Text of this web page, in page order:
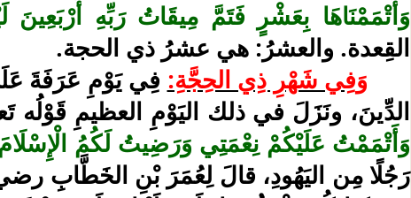
وَأَتْمَمْنَاهَا بِعَشْرٍ فَتَمَّ مِيقَاتُ رَبِّهِ أَرْبَعِينَ
القِعدة. والعشرُ: هي عشرُ ذي الحجة.
وَفِي شَهْرِ ذِي الحِجَّةِ: فِي يَوْمِ عَرَفَةَ
الدِّينَ، ونَزَلَ في ذلك اليَوْمِ العظيمِ قَوْلُه
وَأَتْمَمْتُ عَلَيْكُمْ نِعْمَتِي وَرَضِيتُ لَكُمُ الْإِسْلَامَ
رَجُلًا مِن اليَهُودِ، قالَ لِعُمَرَ بْنِ الخَطَّابِ رضي